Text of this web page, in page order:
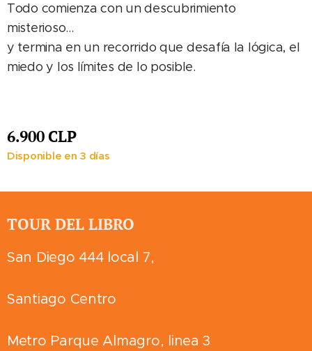
Todo comienza con un descubrimiento
misterioso…
y termina en un recorrido que desafía la lógica, el
miedo y los límites de lo posible.
6.900CLP
Disponible en 3 días
TOUR DEL LIBRO
San Diego 444 local 7,
Santiago Centro
Metro Parque Almagro, linea 3